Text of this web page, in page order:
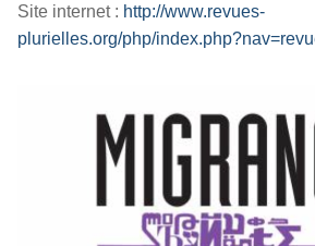
Site internet : http://www.revues-
plurielles.org/php/